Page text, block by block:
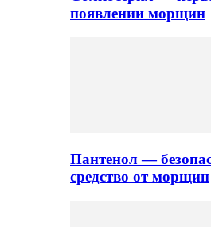
появлении морщин
Пантенол —
средство от морщин